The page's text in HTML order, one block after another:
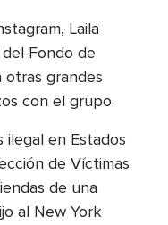
Laila
Fondo de
otras grandes
con el grupo.
ilegal en Estados
de Víctimas
de una
al New York